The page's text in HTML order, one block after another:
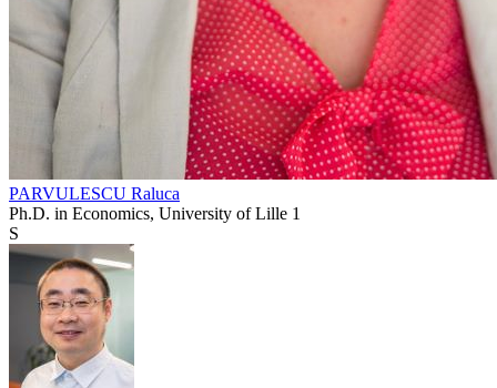
PARVULESCU Raluca
Ph.D. in Economics, University of Lille 1
S